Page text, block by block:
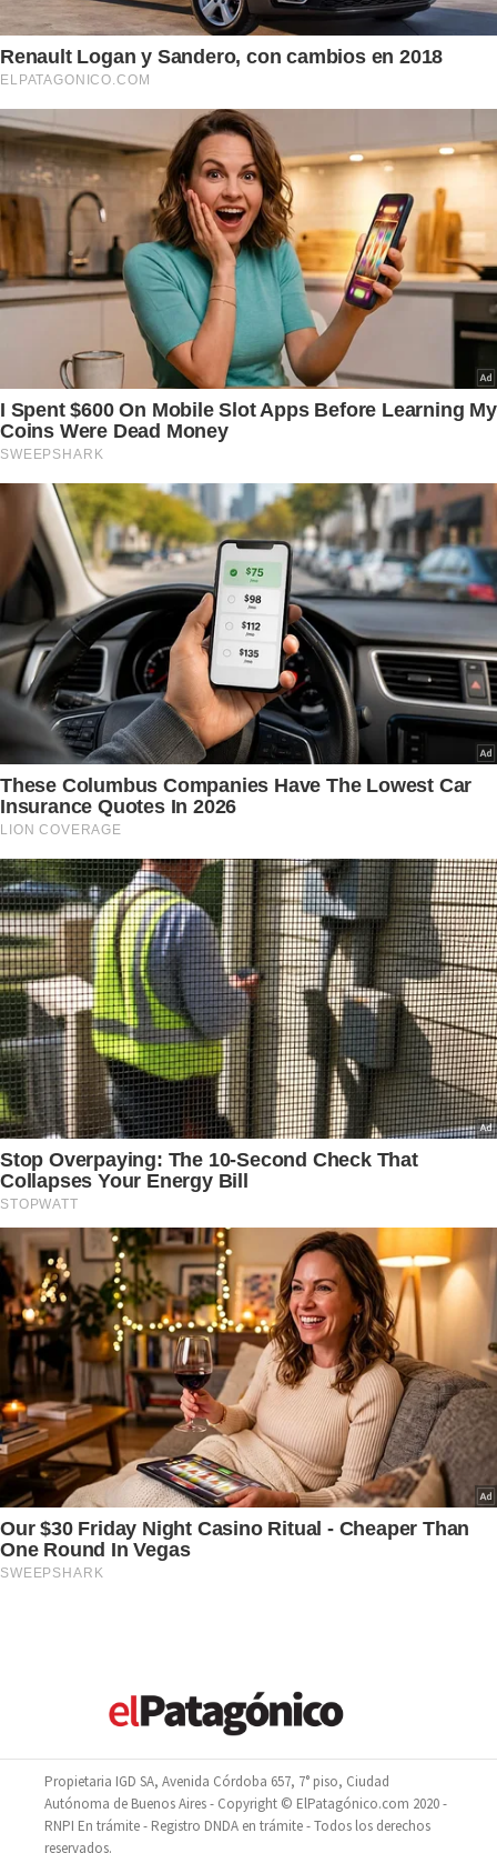
Propietaria IGD SA, Avenida Córdoba 657, 7° piso, Ciudad
Autónoma de Buenos Aires - Copyright © ElPatagónico.com 2020 -
RNPI En trámite - Registro DNDA en trámite - Todos los derechos
reservados.